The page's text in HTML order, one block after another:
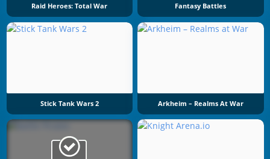
Raid Heroes: Total War Fantasy Battles
Stick Tank Wars 2 Arkheim – Realms At War